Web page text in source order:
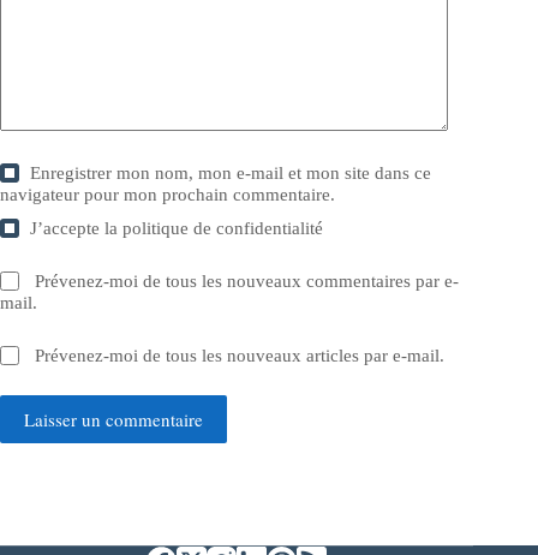
Enregistrer mon nom, mon e-mail et mon site dans ce
navigateur pour mon prochain commentaire.
J’accepte lapolitique de confidentialité
Prévenez-moi de tous les nouveaux commentaires par e-
mail.
Prévenez-moi de tous les nouveaux articles par e-mail.
Laisser un commentaire